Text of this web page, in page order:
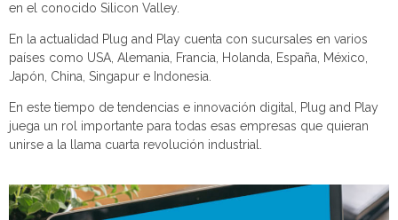
en el conocido Silicon Valley.
En la actualidad Plug and Play cuenta con sucursales en varios
países como USA, Alemania, Francia, Holanda, España, México,
Japón, China, Singapur e Indonesia.
En este tiempo de tendencias e innovación digital, Plug and Play
juega un rol importante para todas esas empresas que quieran
unirse a la llama cuarta revolución industrial.